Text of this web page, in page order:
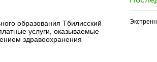
образования Тбилисский
услуги, оказываемые
здравоохранения